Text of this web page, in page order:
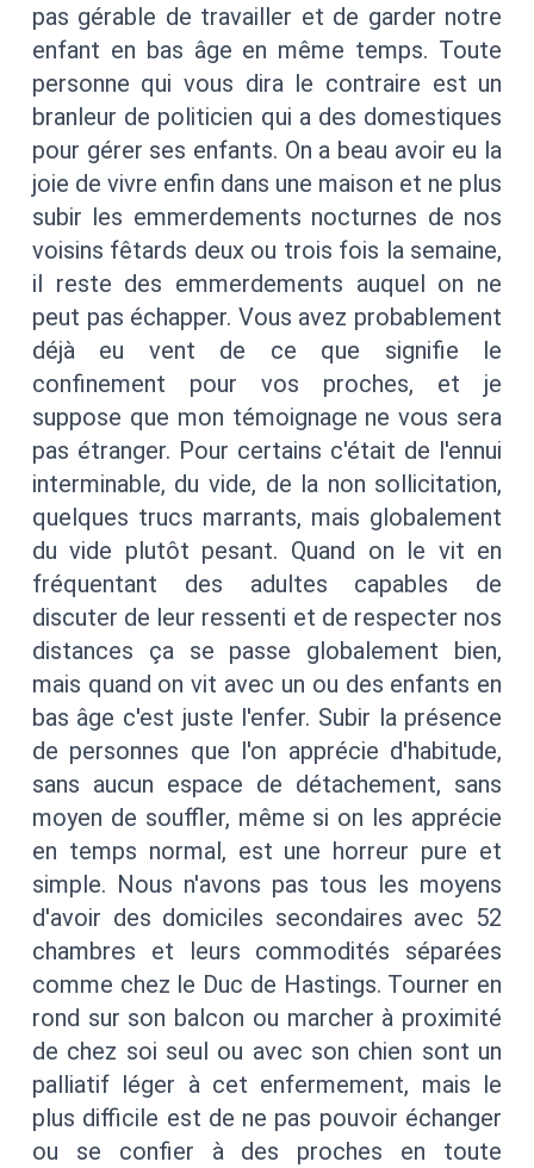
pas gérable de travailler et de garder notre
enfant en bas âge en même temps. Toute
personne qui vous dira le contraire est un
branleur de politicien qui a des domestiques
pour gérer ses enfants. On a beau avoir eu la
joie de vivre enfin dans une maison et ne plus
subir les emmerdements nocturnes de nos
voisins fêtards deux ou trois fois la semaine,
il reste des emmerdements auquel on ne
peut pas échapper. Vous avez probablement
déjà eu vent de ce que signifie le
confinement pour vos proches, et je
suppose que mon témoignage ne vous sera
pas étranger. Pour certains c'était de l'ennui
interminable, du vide, de la non sollicitation,
quelques trucs marrants, mais globalement
du vide plutôt pesant. Quand on le vit en
fréquentant des adultes capables de
discuter de leur ressenti et de respecter nos
distances ça se passe globalement bien,
mais quand on vit avec un ou des enfants en
bas âge c'est juste l'enfer. Subir la présence
de personnes que l'on apprécie d'habitude,
sans aucun espace de détachement, sans
moyen de souffler, même si on les apprécie
en temps normal, est une horreur pure et
simple. Nous n'avons pas tous les moyens
d'avoir des domiciles secondaires avec 52
chambres et leurs commodités séparées
comme chez le Duc de Hastings. Tourner en
rond sur son balcon ou marcher à proximité
de chez soi seul ou avec son chien sont un
palliatif léger à cet enfermement, mais le
plus difficile est de ne pas pouvoir échanger
ou se confier à des proches en toute